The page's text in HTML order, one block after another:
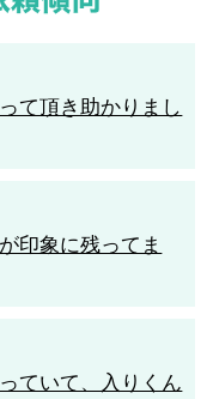
て頂き助かりまし
印象に残ってま
ていて、入りくん